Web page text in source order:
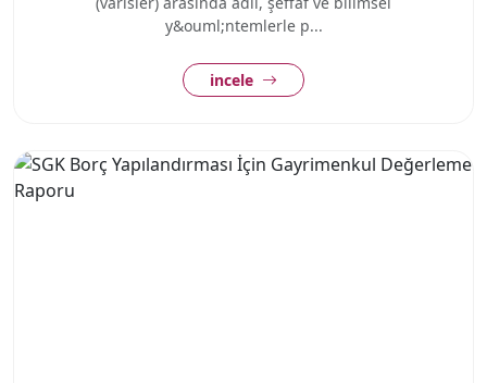
y&ouml;ntemlerle p...
incele